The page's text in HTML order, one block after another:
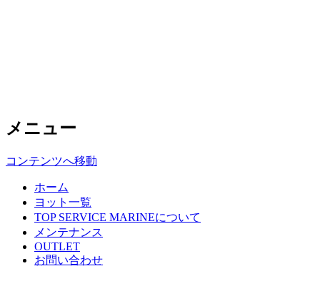
メニュー
コンテンツへ移動
ホーム
ヨット一覧
TOP SERVICE MARINEについて
メンテナンス
OUTLET
お問い合わせ